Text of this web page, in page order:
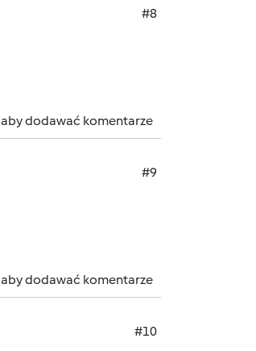
#8
aby dodawać komentarze
#9
aby dodawać komentarze
#10